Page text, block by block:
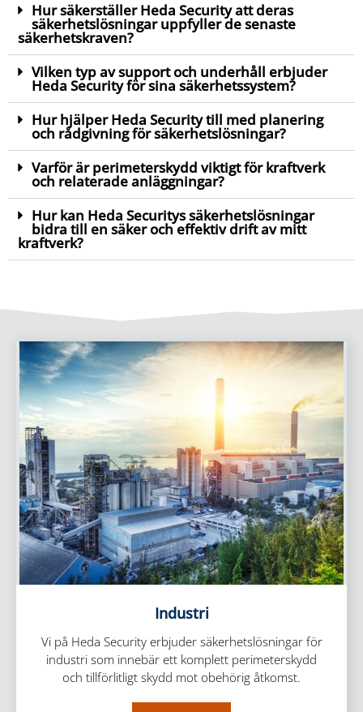
Hur säkerställer Heda Security att deras
säkerhetslösningar uppfyller de senaste
säkerhetskraven?
Vilken typ av support och underhåll erbjuder
Heda Security för sina säkerhetssystem?
Hur hjälper Heda Security till med planering
och rådgivning för säkerhetslösningar?
Varför är perimeterskydd viktigt för kraftverk
och relaterade anläggningar?
Hur kan Heda Securitys säkerhetslösningar
bidra till en säker och effektiv drift av mitt
kraftverk?
Industri
Vi på Heda Security erbjuder säkerhetslösningar för
industri som innebär ett komplett perimeterskydd
och tillförlitligt skydd mot obehörig åtkomst.